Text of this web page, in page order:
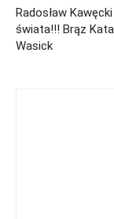
Radosław
świata!!! Brąz
Wasick